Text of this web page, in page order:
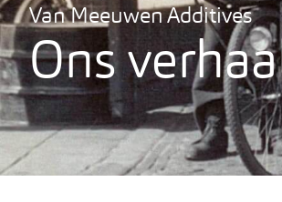
Van Meeuwen Additives
Ons